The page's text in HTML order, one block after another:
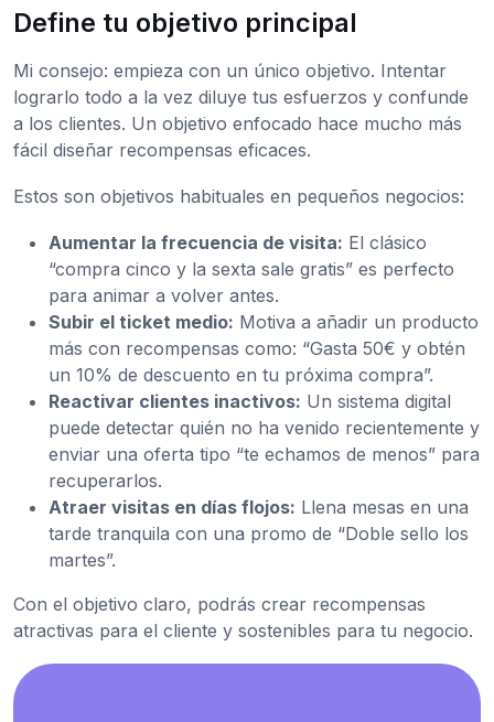
Define tu objetivo principal
Mi consejo: empieza con un único objetivo. Intentar
lograrlo todo a la vez diluye tus esfuerzos y confunde
a los clientes. Un objetivo enfocado hace mucho más
fácil diseñar recompensas eficaces.
Estos son objetivos habituales en pequeños negocios:
Aumentar la frecuencia de visita: El clásico
“compra cinco y la sexta sale gratis” es perfecto
para animar a volver antes.
Subir el ticket medio: Motiva a añadir un producto
más con recompensas como: “Gasta 50€ y obtén
un 10% de descuento en tu próxima compra”.
Reactivar clientes inactivos: Un sistema digital
puede detectar quién no ha venido recientemente y
enviar una oferta tipo “te echamos de menos” para
recuperarlos.
Atraer visitas en días flojos: Llena mesas en una
tarde tranquila con una promo de “Doble sello los
martes”.
Con el objetivo claro, podrás crear recompensas
atractivas para el cliente y sostenibles para tu negocio.